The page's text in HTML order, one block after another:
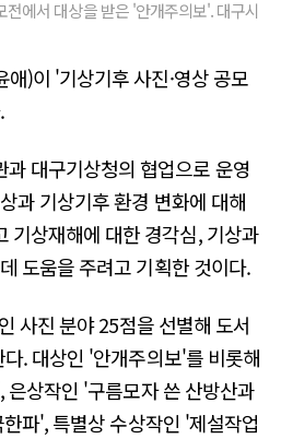
전에서 대상을 받은 '안개주의보'. 대구시
)이 '기상기후 사진·영상 공모
대구기상청의 협업으로 운영
과 기상기후 환경 변화에 대해
기상재해에 대한 경각심, 기상과
도움을 주려고 기획한 것이다.
사진 분야 25점을 선별해 도서
. 대상인 '안개주의보'를 비롯해
상작인 '구름모자 쓴 산방산과
파', 특별상 수상작인 '제설작업